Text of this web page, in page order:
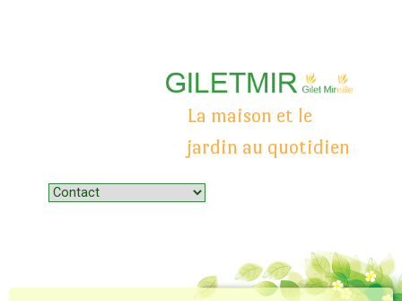
La maison et le
jardin au quotidien
Menu
Skip to content